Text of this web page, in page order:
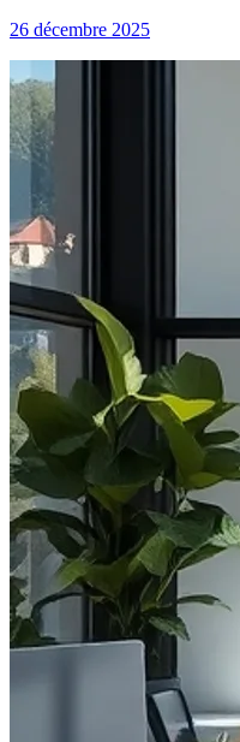
26 décembre 2025